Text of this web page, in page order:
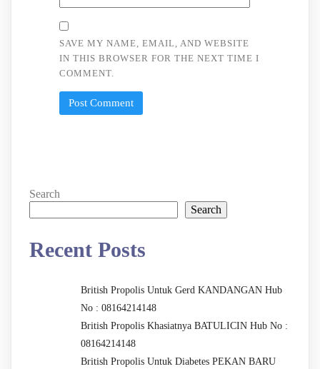
SAVE MY NAME, EMAIL, AND WEBSITE
IN THIS BROWSER FOR THE NEXT TIME I
COMMENT.
Search
Search
Recent Posts
British Propolis Untuk Gerd KANDANGAN Hub
No : 08164214148
British Propolis Khasiatnya BATULICIN Hub No :
08164214148
British Propolis Untuk Diabetes PEKAN BARU